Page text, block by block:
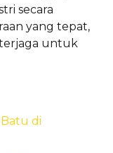
secara
yang tepat,
untuk
di